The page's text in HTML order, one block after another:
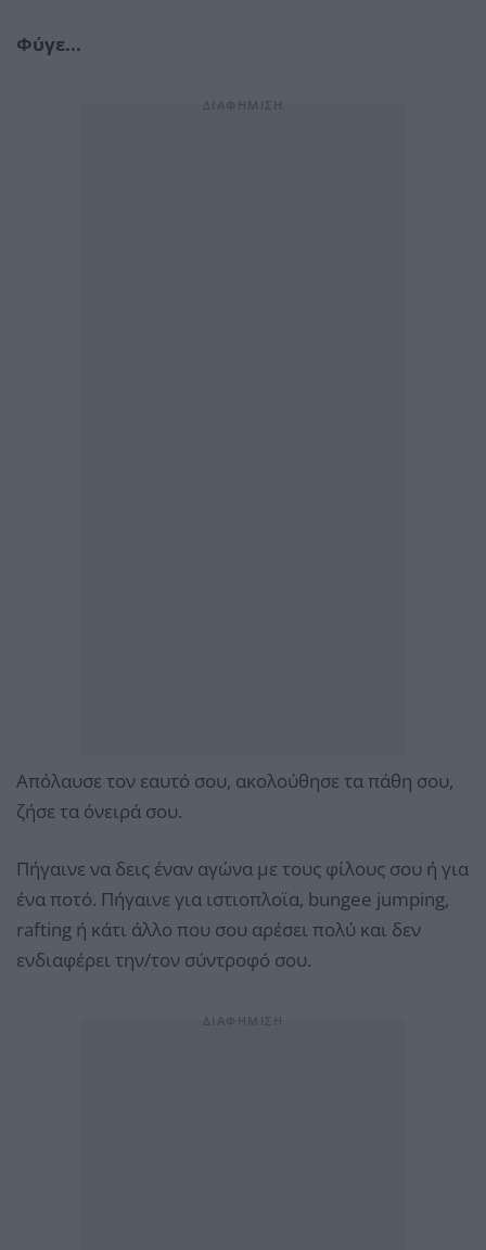
Φύγε...
Απόλαυσε τον εαυτό σου, ακολούθησε τα πάθη σου,
ζήσε τα όνειρά σου.
Πήγαινε να δεις έναν αγώνα με τους φίλους σου ή για
ένα ποτό. Πήγαινε για ιστιοπλοϊα, bungee jumping,
rafting ή κάτι άλλο που σου αρέσει πολύ και δεν
ενδιαφέρει την/τον σύντροφό σου.